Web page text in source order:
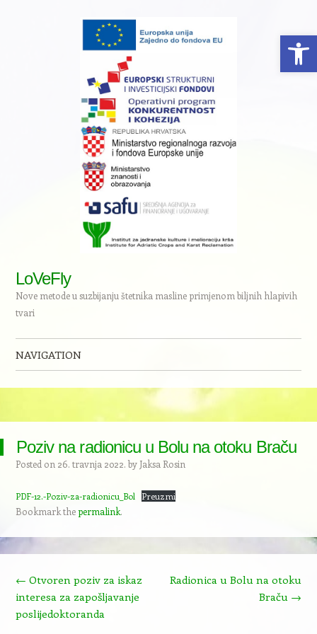
LoVeFly
Nove metode u suzbijanju štetnika masline primjenom biljnih hlapivih
tvari
NAVIGATION
Poziv na radionicu u Bolu na otoku Braču
Posted on 26. travnja 2022. by Jaksa Rosin
PDF-12.-Poziv-za-radionicu_Bol Preuzmi
Bookmark thepermalink.
← Otvoren poziv za iskaz
interesa za zapošljavanje
poslijedoktoranda
Radionica u Bolu na otoku
Braču →